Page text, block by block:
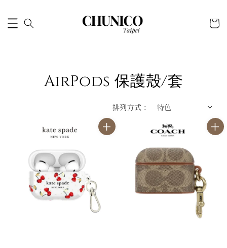
AirPods 保護殼/套
排列方式 :